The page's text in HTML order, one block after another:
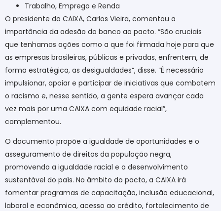
Trabalho, Emprego e Renda
O presidente da CAIXA, Carlos Vieira, comentou a
importância da adesão do banco ao pacto. “São cruciais
que tenhamos ações como a que foi firmada hoje para que
as empresas brasileiras, públicas e privadas, enfrentem, de
forma estratégica, as desigualdades”, disse. “É necessário
impulsionar, apoiar e participar de iniciativas que combatem
o racismo e, nesse sentido, a gente espera avançar cada
vez mais por uma CAIXA com equidade racial”,
complementou.
O documento propõe a igualdade de oportunidades e o
asseguramento de direitos da população negra,
promovendo a igualdade racial e o desenvolvimento
sustentável do país. No âmbito do pacto, a CAIXA irá
fomentar programas de capacitação, inclusão educacional,
laboral e econômica, acesso ao crédito, fortalecimento de